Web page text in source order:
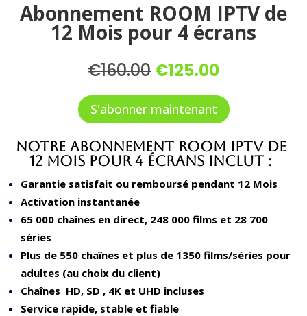
Abonnement ROOM IPTV de
12 Mois pour 4 écrans
€160.00 Le
initial
était :
€125.00Le
actuel
est :
S'abonner maintenant
Notre Abonnement ROOM IPTV de
12 Mois pour 4 écrans inclut :
Garantie satisfait ou remboursé pendant 12 Mois
Activation instantanée
65 000 chaînes en direct, 248 000 films et 28 700
séries
Plus de 550 chaînes et plus de 1350 films/séries pour
adultes (au choix du client)
Chaînes HD, SD , 4K et UHD incluses
Service rapide, stable et fiable